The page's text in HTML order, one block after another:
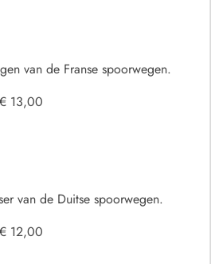
van de Franse spoorwegen.
€ 13,00
van de Duitse spoorwegen.
€ 12,00